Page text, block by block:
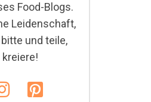
Food-Blogs.
Leidenschaft,
und teile,